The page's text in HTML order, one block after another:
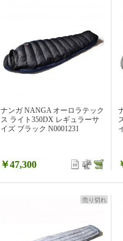
ナンガ NANGA オーロラテック
ス ライト350DX レギュラーサ
イズ ブラック N0001231
￥47,300
売り切れ